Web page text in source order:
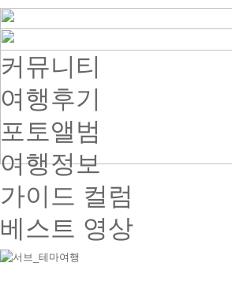
커뮤니티
여행후기
포토앨범
여행정보
가이드 컬럼
베스트 영상